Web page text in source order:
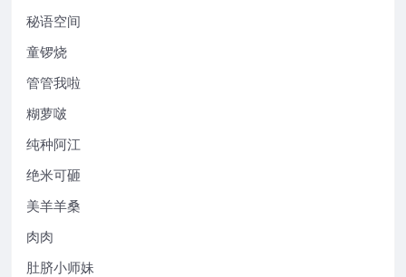
秘语空间
童锣烧
管管我啦
糊萝啵
纯种阿江
绝米可砸
美羊羊桑
肉肉
肚脐小师妹